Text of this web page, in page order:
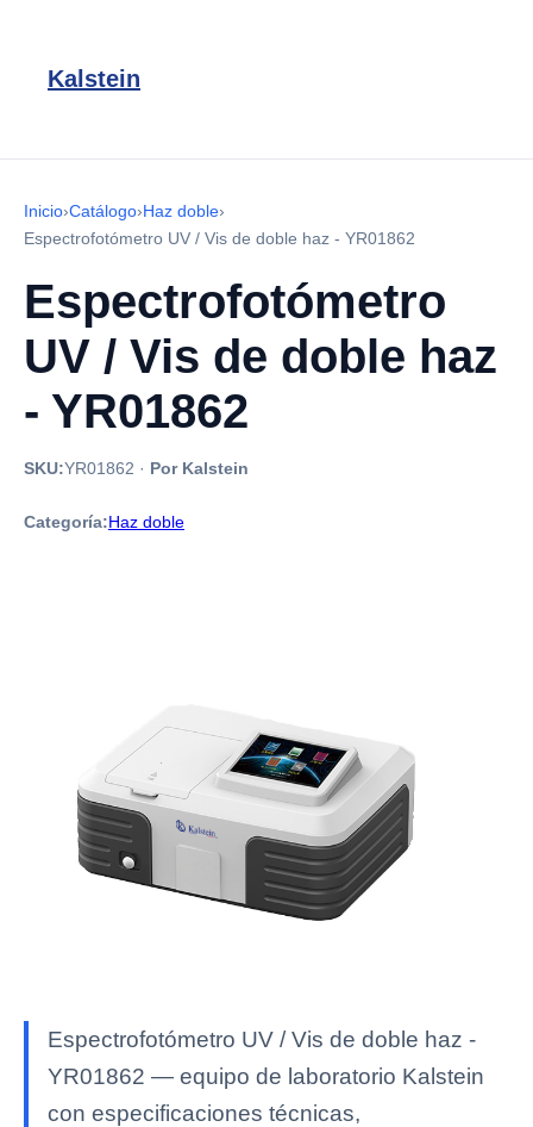
Kalstein
Inicio›Catálogo›Haz doble›
Espectrofotómetro UV / Vis de doble haz - YR01862
Espectrofotómetro
UV / Vis de doble haz
- YR01862
SKU:YR01862 · Por Kalstein
Categoría:Haz doble
Espectrofotómetro UV / Vis de doble haz -
YR01862 — equipo de laboratorio Kalstein
con especificaciones técnicas,